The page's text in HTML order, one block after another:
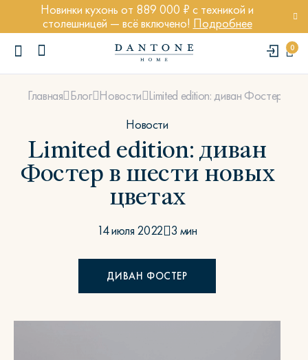
Новинки кухонь от 889 000 ₽ с техникой и
столешницей — всё включено! Подробнее
0
ПОПУЛЯРНЫЕ ЗАПРОСЫ
Стул Престон
Главная Блог Новости Limited edition: диван Фостер в
Новости
Limited edition: диван
Фостер в шести новых
цветах
14 июля 2022 3 мин
ДИВАН ФОСТЕР